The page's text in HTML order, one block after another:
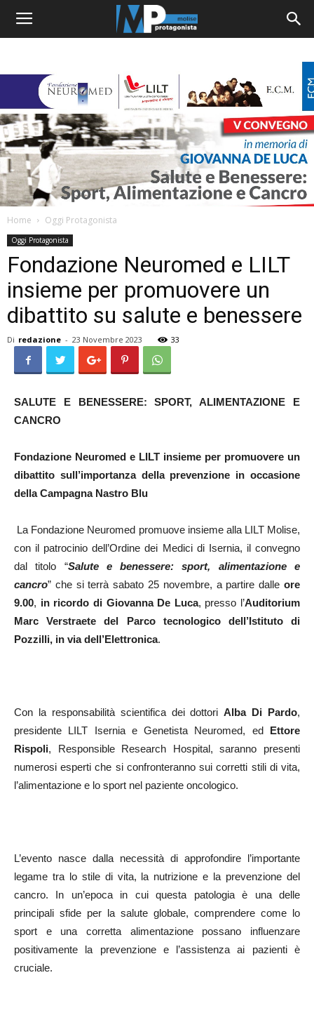
Home Oggi Protagonista
Oggi Protagonista
Fondazione Neuromed e LILT
insieme per promuovere un
dibattito su salute e benessere
Di redazione - 23 Novembre 2023 33
SALUTE E BENESSERE: SPORT, ALIMENTAZIONE E
CANCRO
Fondazione Neuromed e LILT insieme per promuovere un
dibattito sull’importanza della prevenzione in occasione
della Campagna Nastro Blu
La Fondazione Neuromed promuove insieme alla LILT Molise,
con il patrocinio dell’Ordine dei Medici di Isernia, il convegno
dal titolo “Salute e benessere: sport, alimentazione e
cancro” che si terrà sabato 25 novembre, a partire dalle ore
9.00, in ricordo di Giovanna De Luca, presso l’Auditorium
Marc Verstraete del Parco tecnologico dell’Istituto di
Pozzilli, in via dell’Elettronica.
Con la responsabilità scientifica dei dottoriAlba Di Pardo,
presidente LILT Isernia e Genetista Neuromed, ed Ettore
Rispoli, Responsible Research Hospital, saranno presenti
numerosi esperti che si confronteranno sui corretti stili di vita,
l’alimentazione e lo sport nel paziente oncologico.
L’evento nasce dalla necessità di approfondire l’importante
legame tra lo stile di vita, la nutrizione e la prevenzione del
cancro. In un’epoca in cui questa patologia è una delle
principali sfide per la salute globale, comprendere come lo
sport e una corretta alimentazione possano influenzare
positivamente la prevenzione e l’assistenza ai pazienti è
cruciale.